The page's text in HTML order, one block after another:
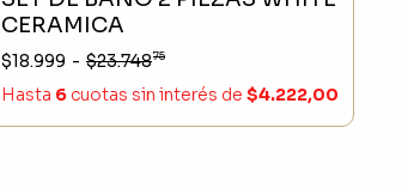
CERAMICA
$18.999 - $23.74875
Hasta 6 cuotas sin interés de $4.222,00